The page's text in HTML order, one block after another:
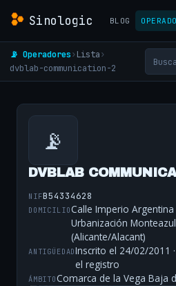
Sinologic BLOG
📡 Operadores› Lista›
dvblab-communication-2
📡
DVBLAB
NIFB54334628
DOMICILIOCalle Imperio
Urbanización
(Alicante/Alacant)
ANTIGÜEDADInscrito el 24/02/2011 ·
el registro
ÁMBITOComarca de la Vega Baja